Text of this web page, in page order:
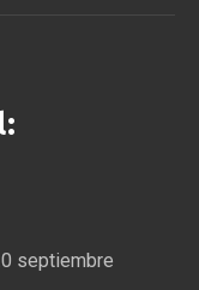
septiembre